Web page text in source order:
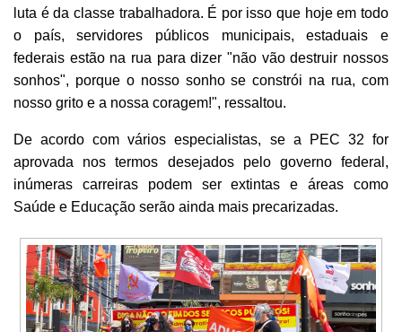
luta é da classe trabalhadora. É por isso que hoje em todo
o país, servidores públicos municipais, estaduais e
federais estão na rua para dizer "não vão destruir nossos
sonhos", porque o nosso sonho se constrói na rua, com
nosso grito e a nossa coragem!", ressaltou.
De acordo com vários especialistas, se a PEC 32 for
aprovada nos termos desejados pelo governo federal,
inúmeras carreiras podem ser extintas e áreas como
Saúde e Educação serão ainda mais precarizadas.